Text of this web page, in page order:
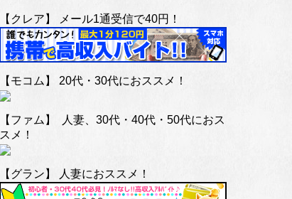
【クレア】 メール1通受信で40円！
【モコム】 20代・30代におススメ！
【ファム】 人妻、30代・40代・50代におス
スメ！
【グラン】 人妻におススメ！